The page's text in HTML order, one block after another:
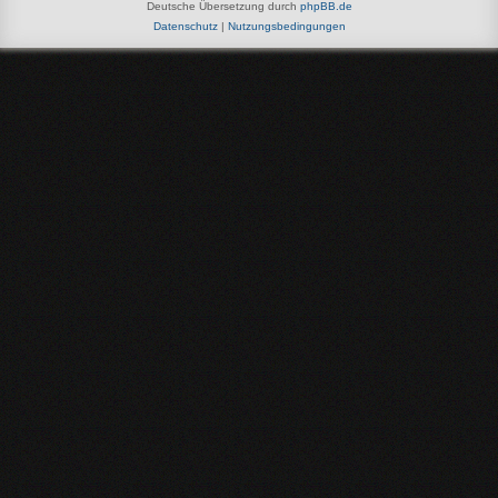
Deutsche Übersetzung durch phpBB.de
Datenschutz| Nutzungsbedingungen